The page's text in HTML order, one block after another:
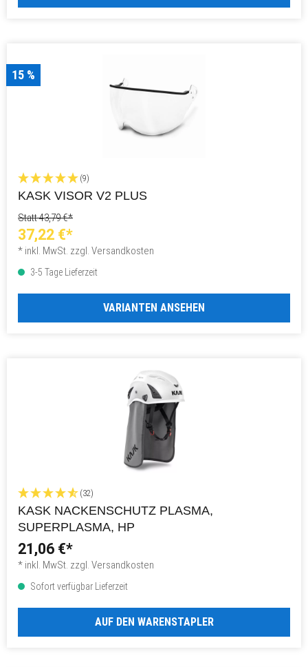
15 %
(9)
KASK VISOR V2 PLUS
Statt 43,79 €*
37,22 €*
* inkl. MwSt. zzgl. Versandkosten
3-5 Tage Lieferzeit
VARIANTEN ANSEHEN
(32)
KASK NACKENSCHUTZ PLASMA,
SUPERPLASMA, HP
21,06 €*
* inkl. MwSt. zzgl. Versandkosten
Sofort verfügbar Lieferzeit
AUF DEN WARENSTAPLER